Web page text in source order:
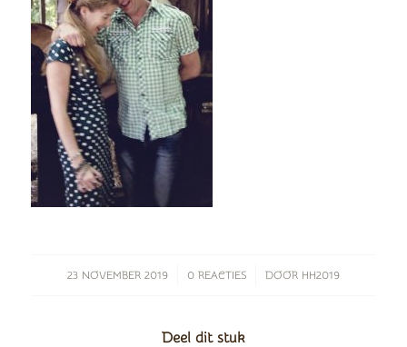
23 NOVEMBER 2019
/ 0 REACTIES
/ DOOR HH2019
Deel dit stuk